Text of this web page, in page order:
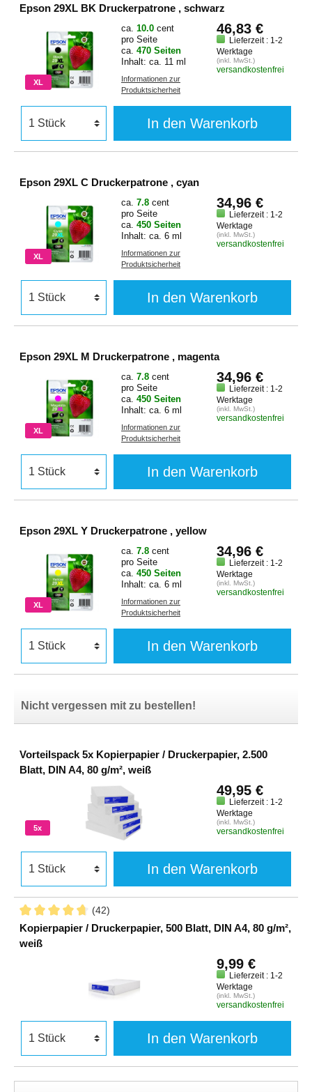
Epson 29XL BK Druckerpatrone , schwarz
XL
ca. 10.0 cent
pro Seite
ca. 470 Seiten
Inhalt: ca. 11 ml
Informationen zur
Produktsicherheit
46,83 €
Lieferzeit : 1-2
Werktage
(inkl. MwSt.)
versandkostenfrei
In den Warenkorb
Epson 29XL C Druckerpatrone , cyan
XL
ca. 7.8 cent
pro Seite
ca. 450 Seiten
Inhalt: ca. 6 ml
Informationen zur
Produktsicherheit
34,96 €
Lieferzeit : 1-2
Werktage
(inkl. MwSt.)
versandkostenfrei
In den Warenkorb
Epson 29XL M Druckerpatrone , magenta
XL
ca. 7.8 cent
pro Seite
ca. 450 Seiten
Inhalt: ca. 6 ml
Informationen zur
Produktsicherheit
34,96 €
Lieferzeit : 1-2
Werktage
(inkl. MwSt.)
versandkostenfrei
In den Warenkorb
Epson 29XL Y Druckerpatrone , yellow
XL
ca. 7.8 cent
pro Seite
ca. 450 Seiten
Inhalt: ca. 6 ml
Informationen zur
Produktsicherheit
34,96 €
Lieferzeit : 1-2
Werktage
(inkl. MwSt.)
versandkostenfrei
In den Warenkorb
Nicht vergessen mit zu bestellen!
Vorteilspack 5x Kopierpapier / Druckerpapier, 2.500
Blatt, DIN A4, 80 g/m², weiß
5x
49,95 €
Lieferzeit : 1-2
Werktage
(inkl. MwSt.)
versandkostenfrei
In den Warenkorb
(42)
Kopierpapier / Druckerpapier, 500 Blatt, DIN A4, 80 g/m²,
weiß
9,99 €
Lieferzeit : 1-2
Werktage
(inkl. MwSt.)
versandkostenfrei
In den Warenkorb